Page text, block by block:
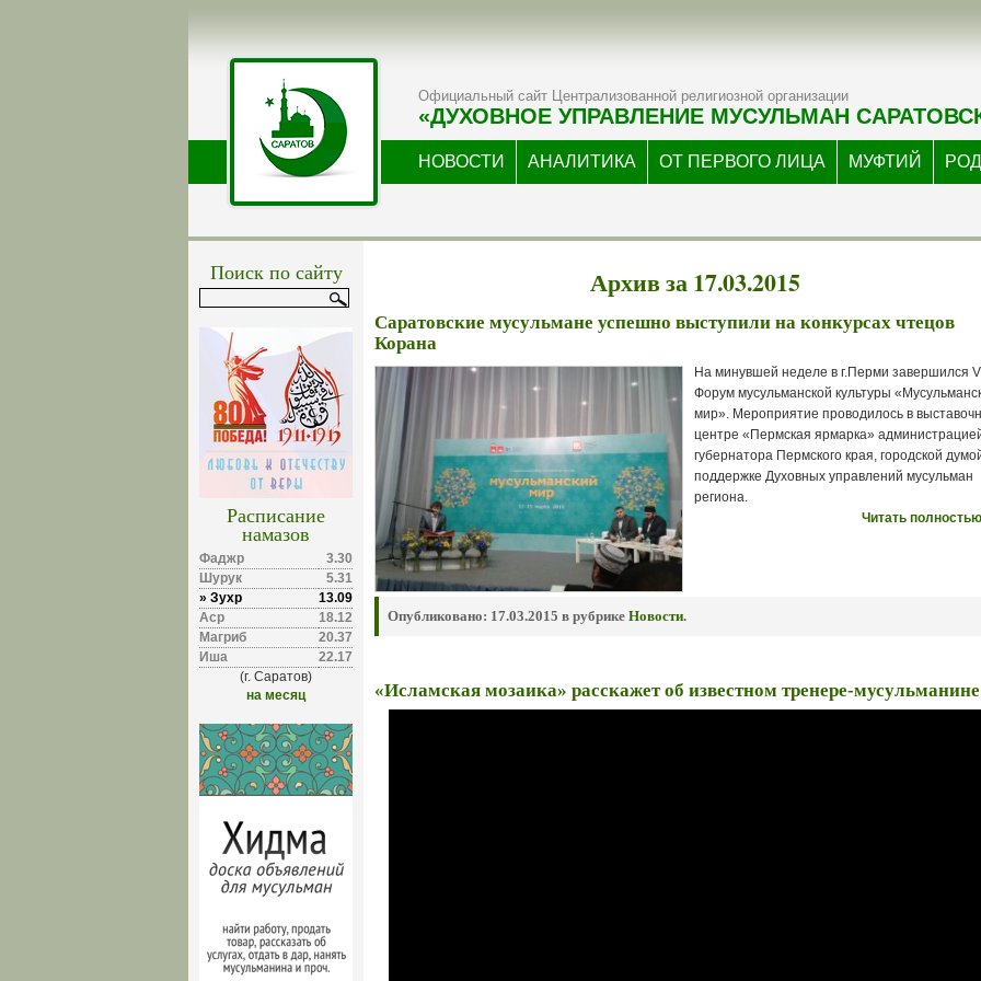
Официальный сайт Централизованной религиозной организации
«ДУХОВНОЕ УПРАВЛЕНИЕ МУСУЛЬМАН
НОВОСТИ АНАЛИТИКА ОТ ПЕРВОГО ЛИЦА МУФТИЙ
Поиск по сайту
Расписание
намазов
Фаджр
3.30
Шурук
5.31
» Зухр
13.09
Аср
18.12
Магриб
20.37
Иша
22.17
(г. Саратов)
на месяц
Архив за 17.03.2015
Саратовские мусульмане успешно выступили на конкурсах чтецов
Корана
На минувшей неделе в г.Перми завершился V
Форум мусульманской культуры
мир». Мероприятие проводилось в
центре «Пермская ярмарка»
губернатора Пермского края, городской
поддержке Духовных управлений мусульман
региона.
Читать
Опубликовано: 17.03.2015 в рубрике Новости.
«Исламская мозаика» расскажет об известном тренере-мусульманине